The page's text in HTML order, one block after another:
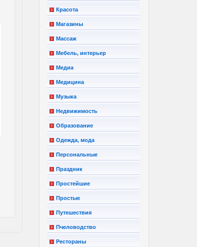
Красота
Магазины
Массаж
Мебель, интерьер
Медиа
Медицина
Музыка
Недвижимость
Образование
Одежда, мода
Персональные
Праздник
Простейшие
Простые
Путешествия
Пчеловодство
Рестораны